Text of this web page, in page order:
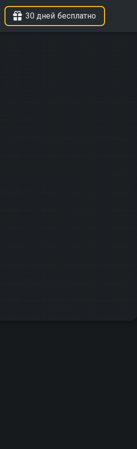
30 дней бесплатно